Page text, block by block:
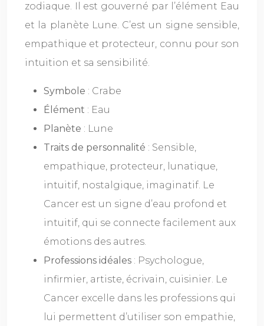
zodiaque. Il est gouverné par l’élément Eau
et la planète Lune. C’est un signe sensible,
empathique et protecteur, connu pour son
intuition et sa sensibilité.
Symbole : Crabe
Élément : Eau
Planète : Lune
Traits de personnalité : Sensible,
empathique, protecteur, lunatique,
intuitif, nostalgique, imaginatif. Le
Cancer est un signe d’eau profond et
intuitif, qui se connecte facilement aux
émotions des autres.
Professions idéales : Psychologue,
infirmier, artiste, écrivain, cuisinier. Le
Cancer excelle dans les professions qui
lui permettent d’utiliser son empathie,